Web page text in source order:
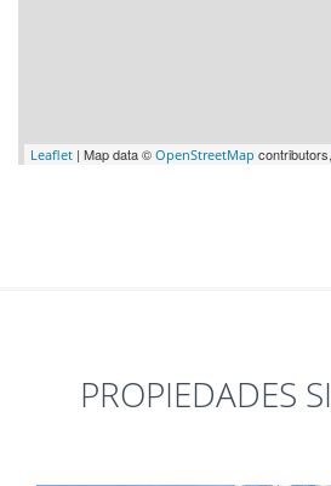
Leaflet | Map data © OpenStreetMap contributors,
PROPIEDADES